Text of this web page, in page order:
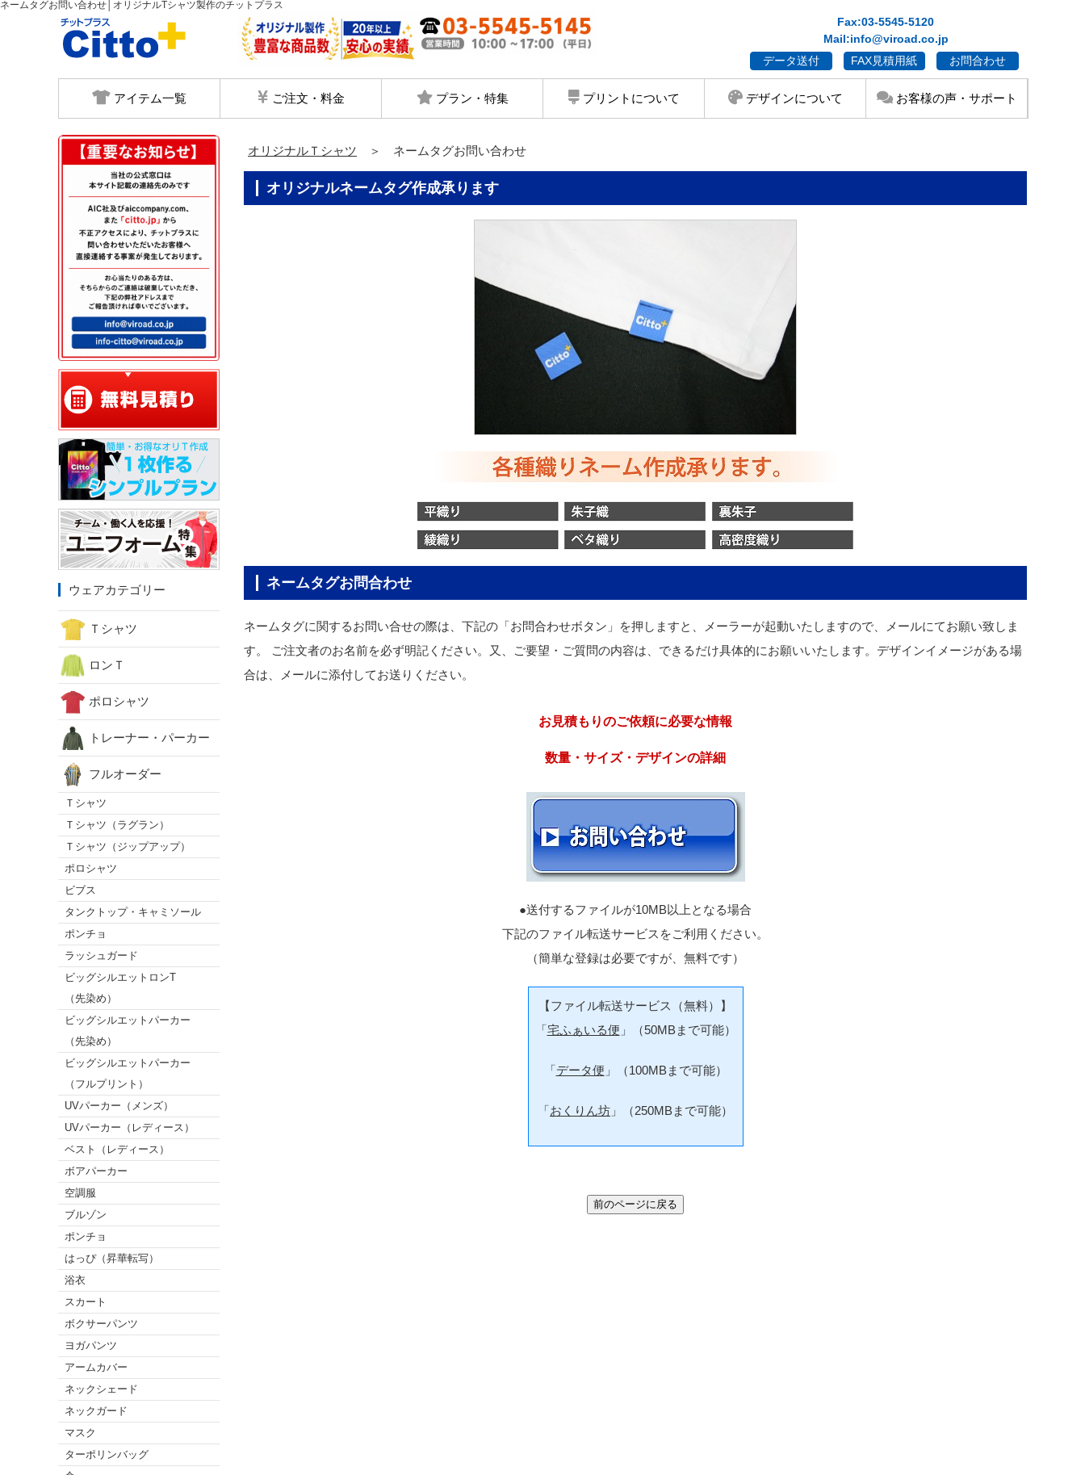
ネームタグお問い合わせ│オリジナルTシャツ製作のチットプラス
Fax:03-5545-5120
Mail:info@viroad.co.jp
データ送付
FAX見積用紙 お問合わせ
アイテム一覧 ご注文・料金 プラン・特集 プリントについて デザインについて お客様の声・サポート
オリジナルＴシャツ ＞ ネームタグお問い合わせ
オリジナルネームタグ作成承ります
ネームタグお問合わせ
ネームタグに関するお問い合せの際は、下記の「お問合わせボタン」を押しますと、メーラーが起動いたしますので、メールにてお願い致しま
す。 ご注文者のお名前を必ず明記ください。又、ご要望・ご質問の内容は、できるだけ具体的にお願いいたします。デザインイメージがある場
合は、メールに添付してお送りください。
お見積もりのご依頼に必要な情報
数量・サイズ・デザインの詳細
●送付するファイルが10MB以上となる場合
下記のファイル転送サービスをご利用ください。
（簡単な登録は必要ですが、無料です）
【ファイル転送サービス（無料）】
「宅ふぁいる便 」（50MBまで可能）
「データ便 」（100MBまで可能）
「おくりん坊 」（250MBまで可能）
ウェアカテゴリー
Ｔシャツ
ロンＴ
ポロシャツ
トレーナー・パーカー
フルオーダー
Ｔシャツ
Ｔシャツ（ラグラン）
Ｔシャツ（ジップアップ）
ポロシャツ
ビブス
タンクトップ・キャミソール
ポンチョ
ラッシュガード
ビッグシルエットロンT
（先染め）
ビッグシルエットパーカー
（先染め）
ビッグシルエットパーカー
（フルプリント）
UVパーカー（メンズ）
UVパーカー（レディース）
ベスト（レディース）
ボアパーカー
空調服
ブルゾン
ポンチョ
はっぴ（昇華転写）
浴衣
スカート
ボクサーパンツ
ヨガパンツ
アームカバー
ネックシェード
ネックガード
マスク
ターポリンバッグ